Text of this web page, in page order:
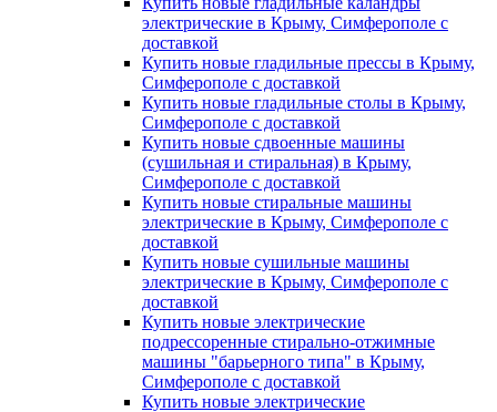
электрические в Крыму, Симферополе с
доставкой
Купить новые гладильные прессы в Крыму,
Симферополе с доставкой
Купить новые гладильные столы в Крыму,
Симферополе с доставкой
Купить новые сдвоенные машины
(сушильная и стиральная) в Крыму,
Симферополе с доставкой
Купить новые стиральные машины
электрические в Крыму, Симферополе с
доставкой
Купить новые сушильные машины
электрические в Крыму, Симферополе с
доставкой
Купить новые электрические
подрессоренные стирально-отжимные
машины "барьерного типа" в Крыму,
Симферополе с доставкой
Купить новые электрические